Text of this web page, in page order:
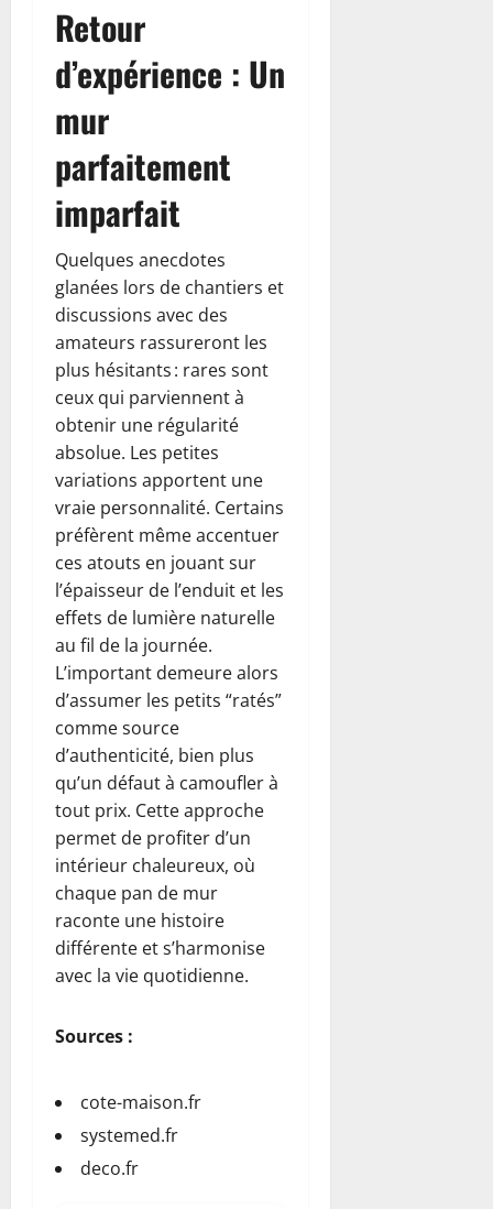
Retour
d’expérience : Un
mur
parfaitement
imparfait
Quelques anecdotes
glanées lors de chantiers et
discussions avec des
amateurs rassureront les
plus hésitants : rares sont
ceux qui parviennent à
obtenir une régularité
absolue. Les petites
variations apportent une
vraie personnalité. Certains
préfèrent même accentuer
ces atouts en jouant sur
l’épaisseur de l’enduit et les
effets de lumière naturelle
au fil de la journée.
L’important demeure alors
d’assumer les petits “ratés”
comme source
d’authenticité, bien plus
qu’un défaut à camoufler à
tout prix. Cette approche
permet de profiter d’un
intérieur chaleureux, où
chaque pan de mur
raconte une histoire
différente et s’harmonise
avec la vie quotidienne.
Sources :
cote-maison.fr
systemed.fr
deco.fr